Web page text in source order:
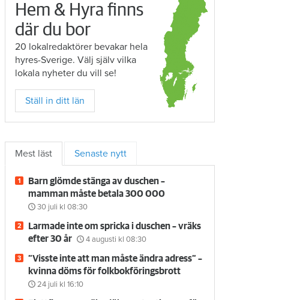
Hem & Hyra finns
där du bor
20 lokalredaktörer bevakar hela
hyres-Sverige. Välj själv vilka
lokala nyheter du vill se!
Ställ in ditt län
Mest läst Senaste nytt
Barn glömde stänga av duschen –
mamman måste betala 300 000
30 juli kl 08:30
Larmade inte om spricka i duschen – vräks
efter 30 år
4 augusti kl 08:30
”Visste inte att man måste ändra adress” –
kvinna döms för folkbokföringsbrott
24 juli kl 16:10